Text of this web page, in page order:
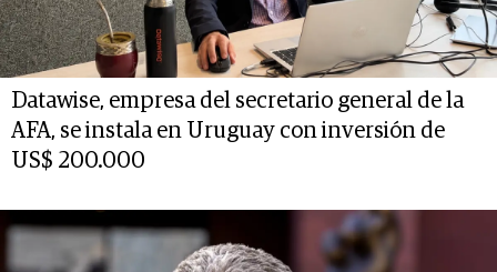
Datawise, empresa del secretario general de la
AFA, se instala en Uruguay con inversión de
US$ 200.000